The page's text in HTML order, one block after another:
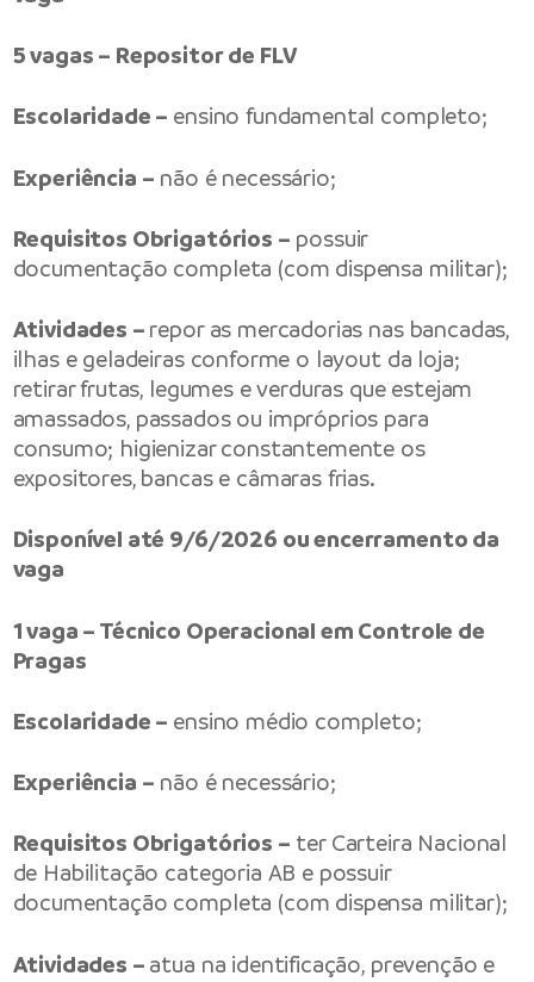
5 vagas – Repositor de FLV
Escolaridade – ensino fundamental completo;
Experiência – não é necessário;
Requisitos Obrigatórios – possuir
documentação completa (com dispensa militar);
Atividades – repor as mercadorias nas bancadas,
ilhas e geladeiras conforme o layout da loja;
retirar frutas, legumes e verduras que estejam
amassados, passados ou impróprios para
consumo; higienizar constantemente os
expositores, bancas e câmaras frias.
Disponível até 9/6/2026 ou encerramento da
vaga
1 vaga – Técnico Operacional em Controle de
Pragas
Escolaridade – ensino médio completo;
Experiência – não é necessário;
Requisitos Obrigatórios – ter Carteira Nacional
de Habilitação categoria AB e possuir
documentação completa (com dispensa militar);
Atividades – atua na identificação, prevenção e